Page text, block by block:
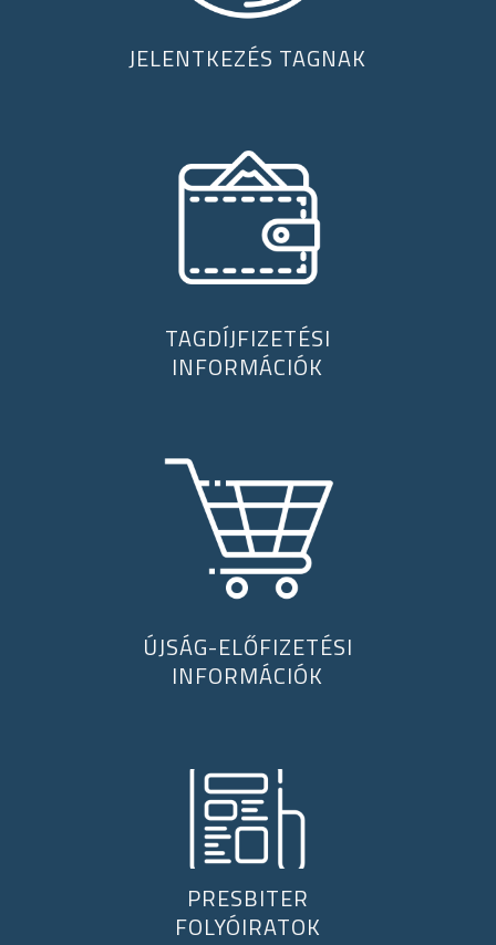
JELENTKEZÉS TAGNAK
TAGDÍJFIZETÉSI
INFORMÁCIÓK
ÚJSÁG-ELŐFIZETÉSI
INFORMÁCIÓK
PRESBITER
FOLYÓIRATOK